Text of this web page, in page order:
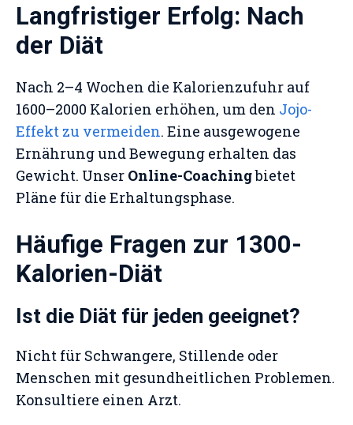
Langfristiger Erfolg: Nach
der Diät
Nach 2–4 Wochen die Kalorienzufuhr auf
1600–2000 Kalorien erhöhen, um den Jojo-
Effekt zu vermeiden. Eine ausgewogene
Ernährung und Bewegung erhalten das
Gewicht. Unser Online-Coachingbietet
Pläne für die Erhaltungsphase.
Häufige Fragen zur 1300-
Kalorien-Diät
Ist die Diät für jeden geeignet?
Nicht für Schwangere, Stillende oder
Menschen mit gesundheitlichen Problemen.
Konsultiere einen Arzt.